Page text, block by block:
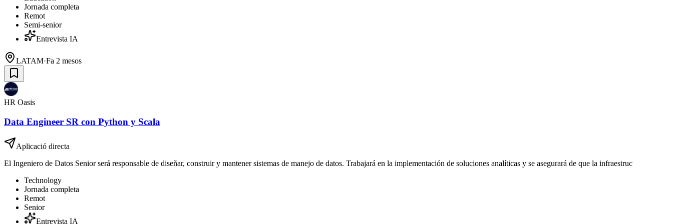
Jornada completa
Remot
Semi-senior
Entrevista IA
LATAM·Fa 2 mesos
HR Oasis
Data Engineer SR con Python y Scala
Aplicació directa
El Ingeniero de Datos Senior será responsable de diseñar, construir y mantener sistemas de manejo de datos. Trabajará en la implementación de soluciones analíticas y se asegurará de que la infraestruc
Technology
Jornada completa
Remot
Senior
Entrevista IA